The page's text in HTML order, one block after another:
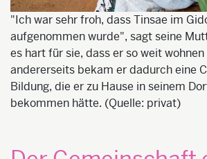
"Ich war sehr froh, dass Tinsae im
aufgenommen wurde", sagt seine
es hart für sie, dass er so weit
andererseits bekam er dadurch eine
Bildung, die er zu Hause in seinem
bekommen hätte. (Quelle: privat)